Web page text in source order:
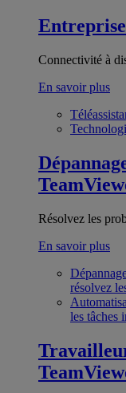
Entreprise
Connectivité à
En savoir plus
Résolvez les
En savoir plus
résolvez
les tâches